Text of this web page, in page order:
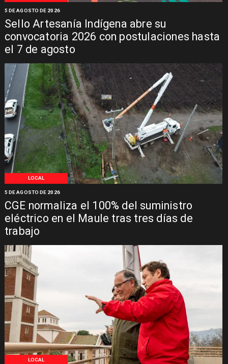
Sello Artesanía Indígena abre su
convocatoria 2026 con postulaciones hasta
el 7 de agosto
5 DE AGOSTO DE 2026
LOCAL
CGE normaliza el 100% del suministro
eléctrico en el Maule tras tres días de
trabajo
5 DE AGOSTO DE 2026
LOCAL